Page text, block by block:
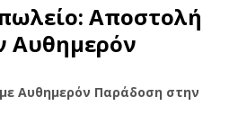
Αποστολή
Αυθημερόν
Αυθημερόν Παράδοση στην